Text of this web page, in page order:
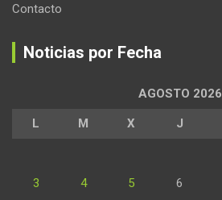
Contacto
Noticias por Fecha
AGOSTO 2026
L M X J
3 4 5 6